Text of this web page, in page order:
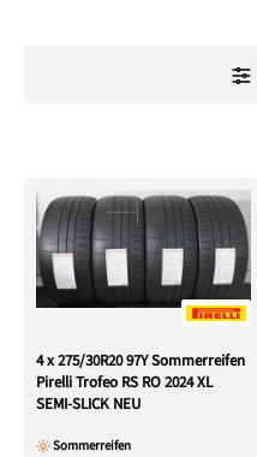
4 x 275/30R20 97Y Sommerreifen
Pirelli Trofeo RS RO 2024 XL
SEMI-SLICK NEU
Sommerreifen